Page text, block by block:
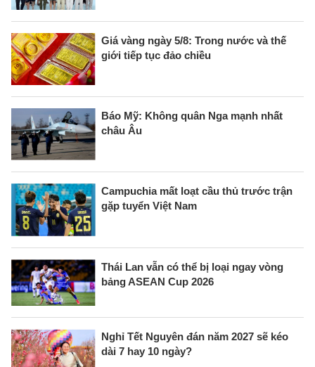
Giá vàng ngày 5/8: Trong nước và thế
giới tiếp tục đảo chiều
Báo Mỹ: Không quân Nga mạnh nhất
châu Âu
Campuchia mất loạt cầu thủ trước trận
gặp tuyển Việt Nam
Thái Lan vẫn có thể bị loại ngay vòng
bảng ASEAN Cup 2026
Nghỉ Tết Nguyên đán năm 2027 sẽ kéo
dài 7 hay 10 ngày?